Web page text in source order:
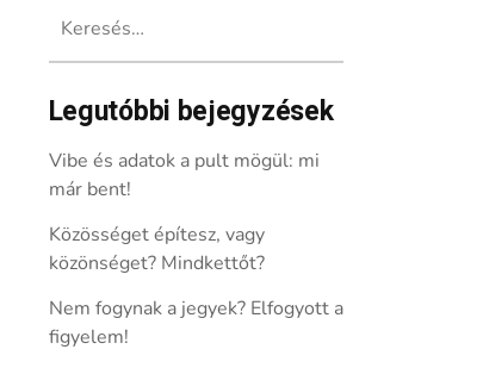
Legutóbbi bejegyzések
Vibe és adatok a pult mögül: mi
már bent!
Közösséget építesz, vagy
közönséget? Mindkettőt?
Nem fogynak a jegyek? Elfogyott a
figyelem!